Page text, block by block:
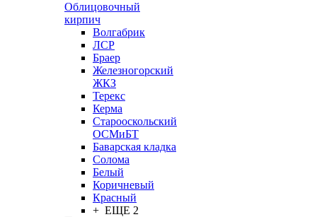
Облицовочный
кирпич
Волгабрик
ЛСР
Браер
Железногорский
ЖКЗ
Терекс
Керма
Старооскольский
ОСМиБТ
Баварская кладка
Солома
Белый
Коричневый
Красный
+ ЕЩЕ 2